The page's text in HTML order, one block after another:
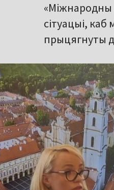
«Міжнародны
сітуацыі,
прыцягнуты